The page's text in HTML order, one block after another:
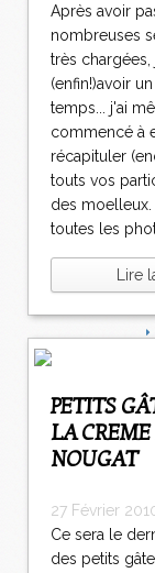
Après avoir
nombreuses
très chargées,
(enfin!)avoir
temps... j'ai
commencé à
récapituler
touts vos
des
toutes les
Lire
PETITS GÂTEAUX A
LA
NOUGAT
27 Février
Ce sera le
des petits
E
m
i
l